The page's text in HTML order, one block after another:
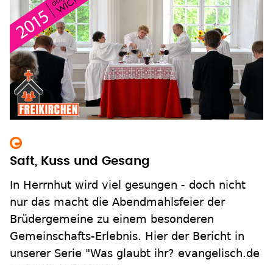
Saft, Kuss und Gesang
In Herrnhut wird viel gesungen - doch nicht
nur das macht die Abendmahlsfeier der
Brüdergemeine zu einem besonderen
Gemeinschafts-Erlebnis. Hier der Bericht in
unserer Serie "Was glaubt ihr? evangelisch.de
besucht Freikirchen".
zum Inhalt